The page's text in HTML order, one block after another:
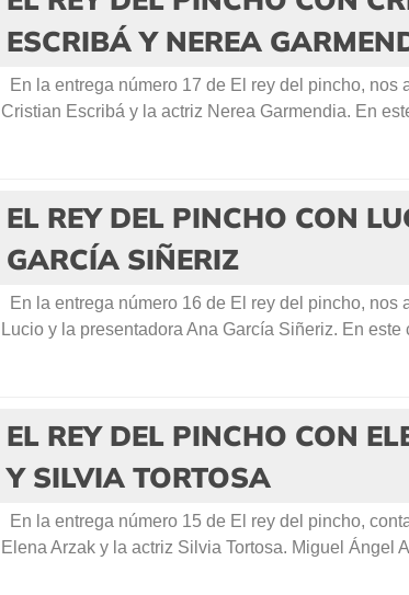
ESCRIBÁ Y NEREA
En la entrega número 17 de El rey del pincho, nos
Cristian Escribá y la actriz Nerea Garmendia. En
EL REY DEL PINCHO CON
GARCÍA SIÑERIZ
En la entrega número 16 de El rey del pincho, nos
Lucio y la presentadora Ana García Siñeriz. En este
EL REY DEL PINCHO CON
Y SILVIA TORTOSA
En la entrega número 15 de El rey del pincho,
Elena Arzak y la actriz Silvia Tortosa. Miguel Ángel